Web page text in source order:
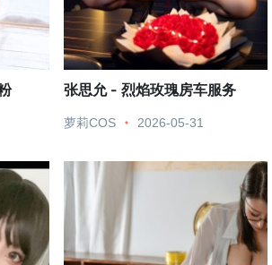
张思允 - 烈焰玫瑰房车服务
萝莉COS 2026-05-31